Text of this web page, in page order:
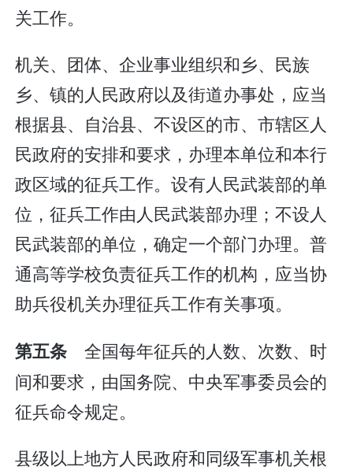
关工作。
机关、团体、企业事业组织和乡、民族
乡、镇的人民政府以及街道办事处，应当
根据县、自治县、不设区的市、市辖区人
民政府的安排和要求，办理本单位和本行
政区域的征兵工作。设有人民武装部的单
位，征兵工作由人民武装部办理；不设人
民武装部的单位，确定一个部门办理。普
通高等学校负责征兵工作的机构，应当协
助兵役机关办理征兵工作有关事项。
第五条 全国每年征兵的人数、次数、时
间和要求，由国务院、中央军事委员会的
征兵命令规定。
县级以上地方人民政府和同级军事机关根